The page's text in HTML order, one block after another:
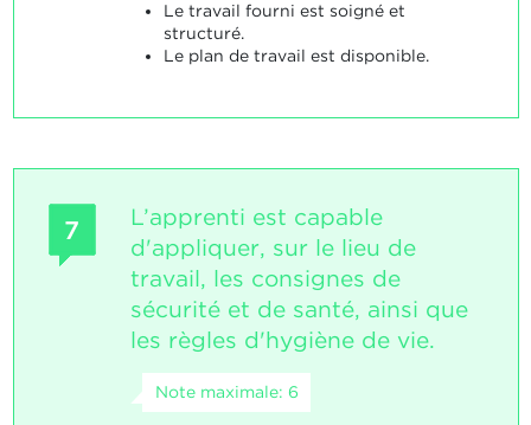
Le travail fourni est soigné et
structuré.
Le plan de travail est disponible.
7
L’apprenti est capable
d'appliquer, sur le lieu de
travail, les consignes de
sécurité et de santé, ainsi que
les règles d'hygiène de vie.
Note maximale: 6